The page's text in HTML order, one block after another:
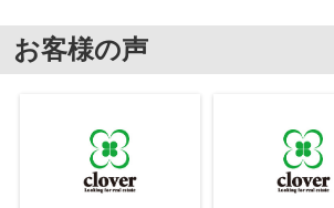
お客様の声